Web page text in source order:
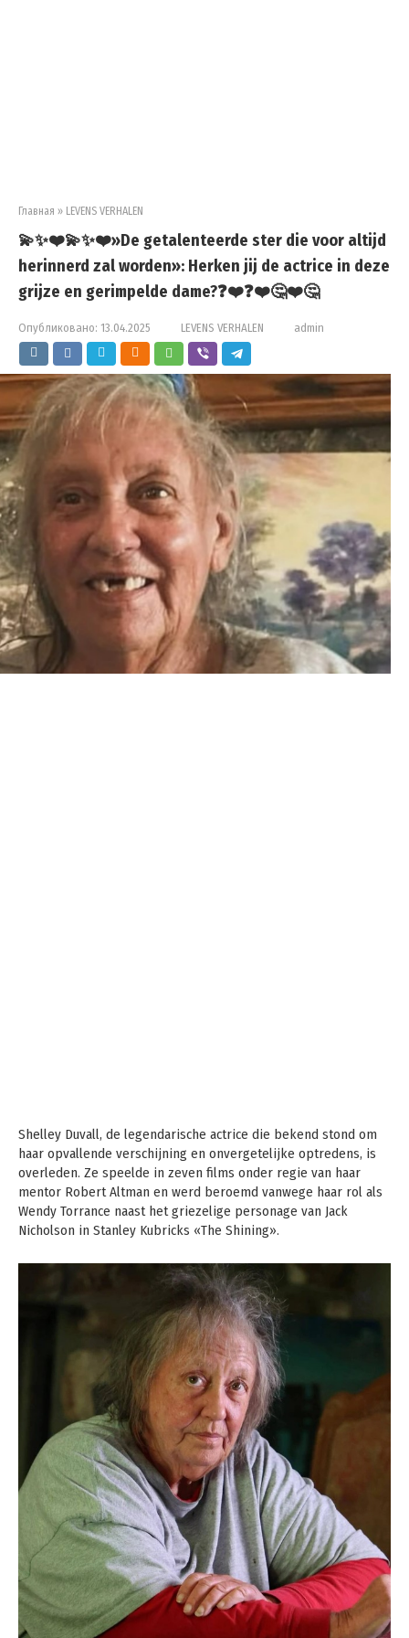
Главная » LEVENS VERHALEN
💫✨❤️💫✨❤️»De getalenteerde ster die voor altijd
herinnerd zal worden»: Herken jij de actrice in deze
grijze en gerimpelde dame?❓❤️❓❤️🤔❤️🤔
Опубликовано: 13.04.2025 LEVENS VERHALEN admin
Shelley Duvall, de legendarische actrice die bekend stond om
haar opvallende verschijning en onvergetelijke optredens, is
overleden. Ze speelde in zeven films onder regie van haar
mentor Robert Altman en werd beroemd vanwege haar rol als
Wendy Torrance naast het griezelige personage van Jack
Nicholson in Stanley Kubricks «The Shining».